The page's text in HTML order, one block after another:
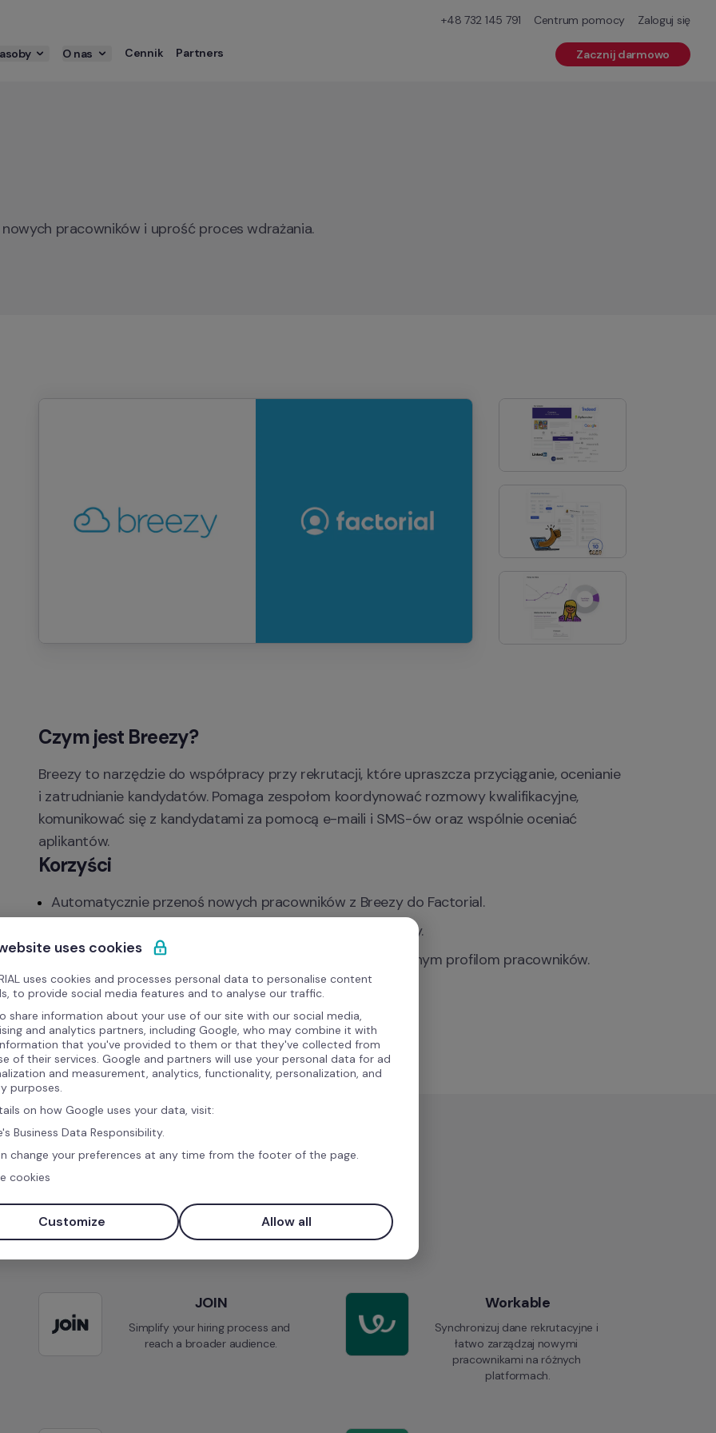
+48 732 145 791 Centrum pomocy Zaloguj się
O nas Cennik Partners Zacznij darmowo
pracowników i uprość proces wdrażania.
Czym jest Breezy?
Breezy to narzędzie do współpracy przy rekrutacji, które upraszcza przyciąganie, ocenianie
i zatrudnianie kandydatów. Pomaga zespołom koordynować rozmowy kwalifikacyjne,
komunikować się z kandydatami za pomocą e-maili i SMS-ów oraz wspólnie oceniać
aplikantów.
Korzyści
Automatycznie przenoś nowych pracowników z Breezy do Factorial.
Ogranicz ręczne wprowadzanie danych i minimalizuj błędy.
Przyspiesz proces onboardingu dzięki wstępnie wypełnionym profilom pracowników.
Łatwo synchronizuj systemy rekrutacji i HR.
Podobne integracje
JOIN
Simplify your hiring process and
reach a broader audience.
Workable
Synchronizuj dane rekrutacyjne i
łatwo zarządzaj nowymi
pracownikami na różnych
platformach.
uses cookies
uses cookies and processes personal data to personalise content
to provide social media features and to analyse our traffic.
share information about your use of our site with our social media,
and analytics partners, including Google, who may combine it with
that you've provided to them or that they've collected from
of their services. Google and partners will use your personal data for ad
and measurement, analytics, functionality, personalization, and
purposes.
on how Google uses your data, visit:
Business Data Responsibility.
change your preferences at any time from the footer of the page.
cookies
Customize Allow all